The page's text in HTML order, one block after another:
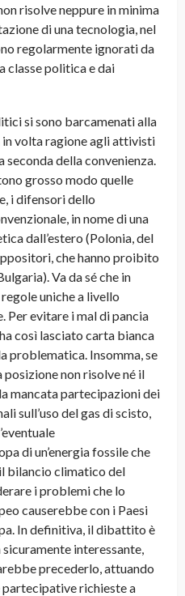
risolve neppure in minima
di una tecnologia, nel
regolarmente ignorati da
classe politica e dai
si sono barcamenati alla
volta ragione agli attivisti
seconda della convenienza.
grosso modo quelle
i difensori dello
in nome di una
dall’estero (Polonia, del
che hanno proibito
Va da sé che in
uniche a livello
Per evitare i mal di pancia
così lasciato carta bianca
problematica. Insomma, se
posizione non risolve né il
mancata partecipazioni dei
sull’uso del gas di scisto,
di un’energia fossile che
bilancio climatico del
i problemi che lo
causerebbe con i Paesi
In definitiva, il dibattito è
interessante,
precederlo, attuando
partecipative richieste a